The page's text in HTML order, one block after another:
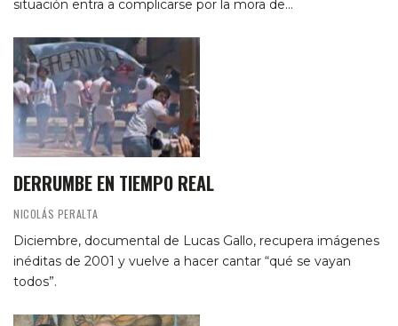
situación entra a complicarse por la mora de…
DERRUMBE EN TIEMPO REAL
NICOLÁS PERALTA
Diciembre, documental de Lucas Gallo, recupera imágenes
inéditas de 2001 y vuelve a hacer cantar “qué se vayan
todos”.